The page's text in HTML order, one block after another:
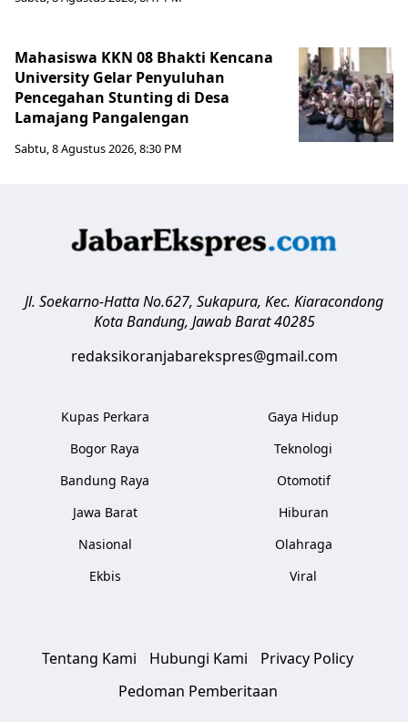
Mahasiswa KKN 08 Bhakti Kencana
University Gelar Penyuluhan
Pencegahan Stunting di Desa
Lamajang Pangalengan
Sabtu, 8 Agustus 2026, 8:30 PM
Jl. Soekarno-Hatta No.627, Sukapura, Kec. Kiaracondong
Kota Bandung, Jawab Barat 40285
redaksikoranjabarekspres@gmail.com
Kupas Perkara
Bogor Raya
Bandung Raya
Jawa Barat
Nasional
Ekbis
Gaya Hidup
Teknologi
Otomotif
Hiburan
Olahraga
Viral
Tentang Kami Hubungi Kami
Privacy Policy
Pedoman Pemberitaan